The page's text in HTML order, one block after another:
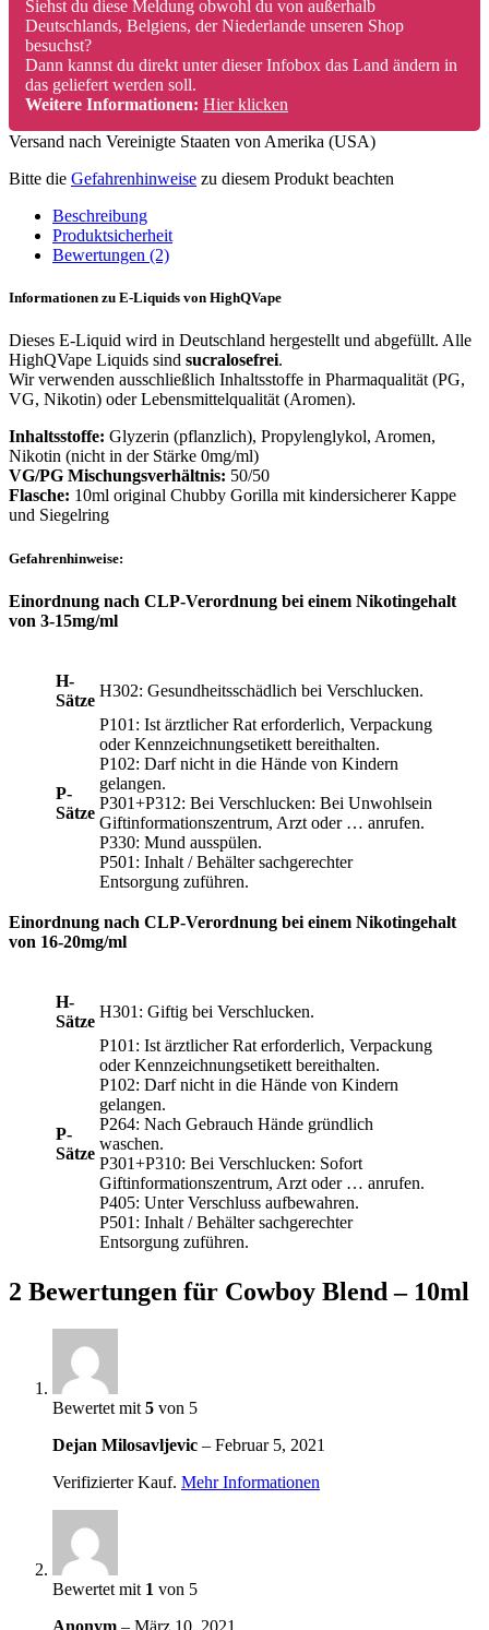
Siehst du diese Meldung obwohl du von außerhalb
Deutschlands, Belgiens, der Niederlande unseren Shop
besuchst?
Dann kannst du direkt unter dieser Infobox das Land ändern in
das geliefert werden soll.
Weitere Informationen: Hier klicken
Versand nach Vereinigte Staaten von Amerika (USA)
Bitte die Gefahrenhinweise zu diesem Produkt beachten
Beschreibung
Produktsicherheit
Bewertungen (2)
Informationen zu E-Liquids von HighQVape
Dieses E-Liquid wird in Deutschland hergestellt und abgefüllt. Alle
HighQVape Liquids sind sucralosefrei.
Wir verwenden ausschließlich Inhaltsstoffe in Pharmaqualität (PG,
VG, Nikotin) oder Lebensmittelqualität (Aromen).
Inhaltsstoffe: Glyzerin (pflanzlich), Propylenglykol, Aromen,
Nikotin (nicht in der Stärke 0mg/ml)
VG/PG Mischungsverhältnis: 50/50
Flasche: 10ml original Chubby Gorilla mit kindersicherer Kappe
und Siegelring
Gefahrenhinweise:
Einordnung nach CLP-Verordnung bei einem Nikotingehalt
von 3-15mg/ml
H-
Sätze
H302: Gesundheitsschädlich bei Verschlucken.
P-
Sätze
P101: Ist ärztlicher Rat erforderlich, Verpackung
oder Kennzeichnungsetikett bereithalten.
P102: Darf nicht in die Hände von Kindern
gelangen.
P301+P312: Bei Verschlucken: Bei Unwohlsein
Giftinformationszentrum, Arzt oder … anrufen.
P330: Mund ausspülen.
P501: Inhalt / Behälter sachgerechter
Entsorgung zuführen.
Einordnung nach CLP-Verordnung bei einem Nikotingehalt
von 16-20mg/ml
H-
Sätze
H301: Giftig bei Verschlucken.
P-
Sätze
P101: Ist ärztlicher Rat erforderlich, Verpackung
oder Kennzeichnungsetikett bereithalten.
P102: Darf nicht in die Hände von Kindern
gelangen.
P264: Nach Gebrauch Hände gründlich
waschen.
P301+P310: Bei Verschlucken: Sofort
Giftinformationszentrum, Arzt oder … anrufen.
P405: Unter Verschluss aufbewahren.
P501: Inhalt / Behälter sachgerechter
Entsorgung zuführen.
2 Bewertungen für Cowboy Blend – 10ml
Bewertet mit 5 von 5
Dejan Milosavljevic – Februar 5, 2021
Verifizierter Kauf. Mehr Informationen
Bewertet mit 1 von 5
Anonym – März 10, 2021